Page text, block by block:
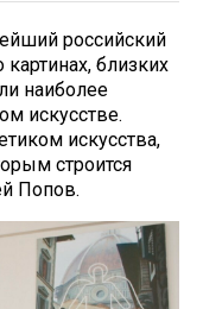
российский
близких
наиболее
искусстве.
искусства,
строится
Попов.